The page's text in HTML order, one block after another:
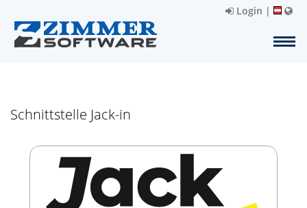
Login |
Schnittstelle Jack-in